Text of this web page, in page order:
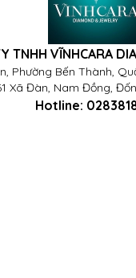
TNHH VĨNHCARA
Phường Bến Thành,
Xã Đàn, Nam Đồng,
Hotline: